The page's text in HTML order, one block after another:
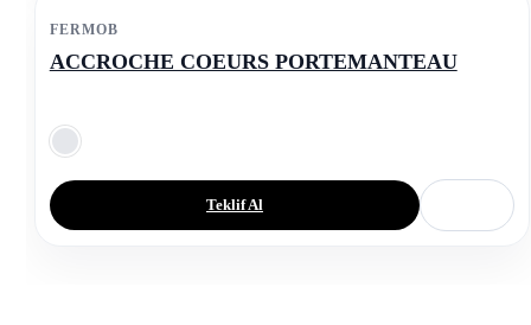
FERMOB
ACCROCHE COEURS PORTEMANTEAU
Teklif Al